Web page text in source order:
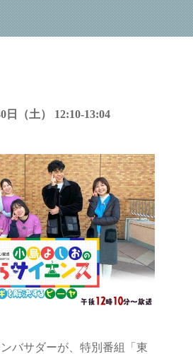
日（土） 12:10-13:04
バサダーが、特別番組「東